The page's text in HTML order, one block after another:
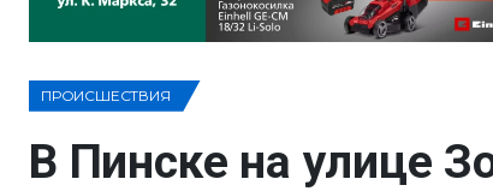
ПРОИСШЕСТВИЯ
В Пинске на улице